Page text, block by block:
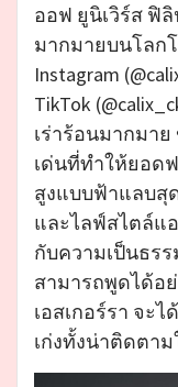
ออฟ ยูนิเวิร์ส ฟิ
มากมายบนโลก
Instagram
TikTok
เร่าร้อนมากมา
เด่นที่ทำให้ยอด
สูงแบบฟ้าแลบสุ
และไลฟ์สไตล์แ
กับความเป็นธร
สามารถพูดได้อ
เอสเกอร์รา จะ
เก่งทั้งน่าติดตา